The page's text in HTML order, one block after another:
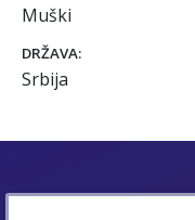
Muški
DRŽAVA:
Srbija